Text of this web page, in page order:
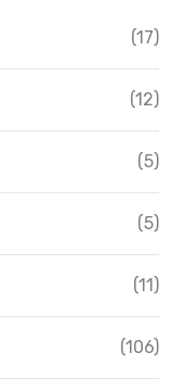
(17)
(12)
(5)
(5)
(11)
(106)